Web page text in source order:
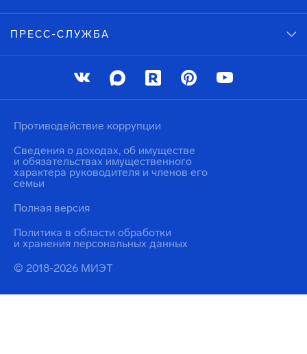
ПРЕСС-СЛУЖБА
© 2018-2026 МИЭТ
Политика в области обработки
и хранения персональных данных
Противодействие коррупции
Сведения о доходах, об имуществе
и обязательствах имущественного
характера руководителя и членов его
семьи
Полная версия